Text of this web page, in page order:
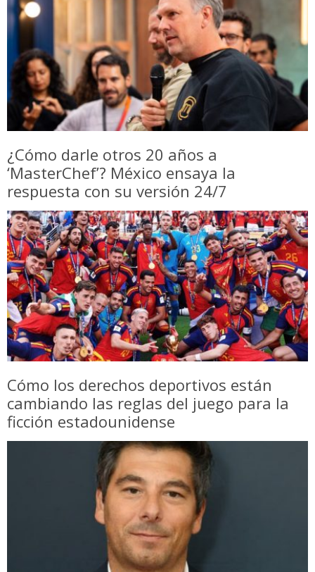
¿Cómo darle otros 20 años a
‘MasterChef’? México ensaya la
respuesta con su versión 24/7
Cómo los derechos deportivos están
cambiando las reglas del juego para la
ficción estadounidense